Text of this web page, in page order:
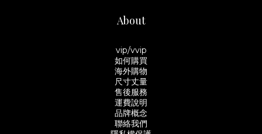
About
vip/vvip
如何購買
海外購物
尺寸丈量
售後服務
運費說明
品牌概念
聯絡我們